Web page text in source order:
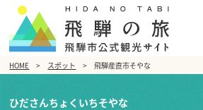
HOME スポット 飛騨産直市そやな
ひださんちょくいちそやな